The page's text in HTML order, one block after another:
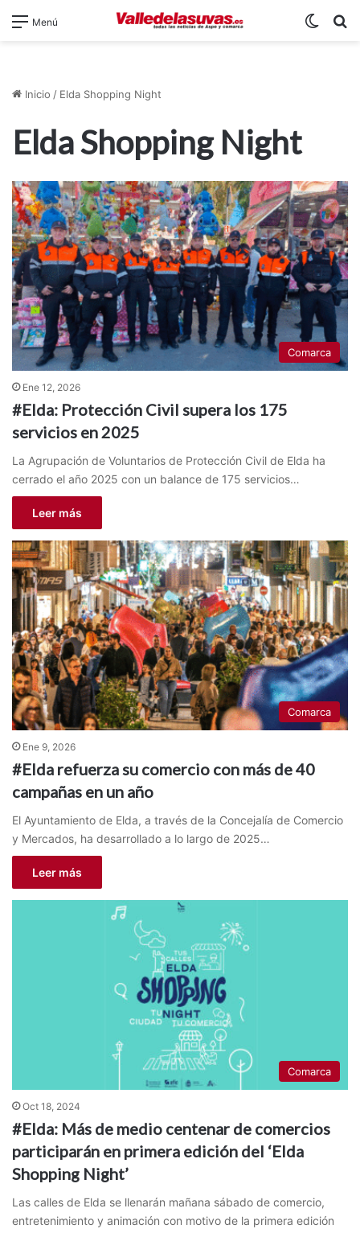
Menú
Inicio / Elda Shopping Night
Elda Shopping Night
Comarca
Ene 12, 2026
#Elda: Protección Civil supera los 175
servicios en 2025
La Agrupación de Voluntarios de Protección Civil de Elda ha
cerrado el año 2025 con un balance de 175 servicios…
Leer más
Comarca
Ene 9, 2026
#Elda refuerza su comercio con más de 40
campañas en un año
El Ayuntamiento de Elda, a través de la Concejalía de Comercio
y Mercados, ha desarrollado a lo largo de 2025…
Leer más
Comarca
Oct 18, 2024
#Elda: Más de medio centenar de comercios
participarán en primera edición del ‘Elda
Shopping Night’
Las calles de Elda se llenarán mañana sábado de comercio,
entretenimiento y animación con motivo de la primera edición